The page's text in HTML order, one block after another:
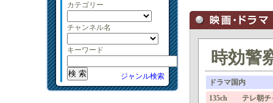
カテゴリー
チャンネル名
キーワード
ジャンル検索
時効警
ドラマ国内
135ch テレ朝チ